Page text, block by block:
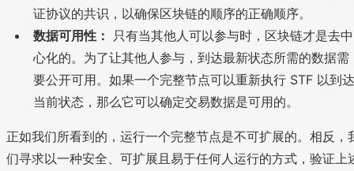
证协议的共识，以确保区块链的顺序的正确顺序。
数据可用性：
只有当其他人可以参与时，区块链才是去中
心化的。为了让其他人参与，到达最新状态所需的数据需
要公开可用。如果一个完整节点可以重新执行 STF 以到达
当前状态，那么它可以确定交易数据是可用的。
正如我们所看到的，运行一个完整节点是不可扩展的。相反，
们寻求以一种安全、可扩展且易于任何人运行的方式，验证上